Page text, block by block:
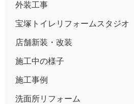
外装工事
宝塚トイレリフォームスタジオ
店舗新装・改装
施工中の様子
施工事例
洗面所リフォーム